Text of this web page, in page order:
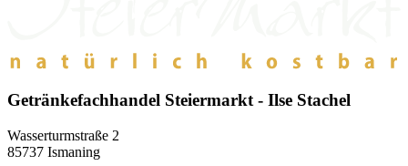
Getränkefachhandel Steiermarkt - Ilse Stachel
Wasserturmstraße 2
85737 Ismaning